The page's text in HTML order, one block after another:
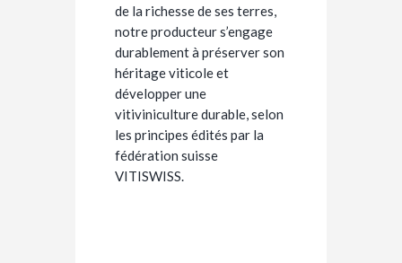
de la richesse de ses terres,
notre producteur s’engage
durablement à préserver son
héritage viticole et
développer une
vitiviniculture durable, selon
les principes édités par la
fédération suisse
VITISWISS.